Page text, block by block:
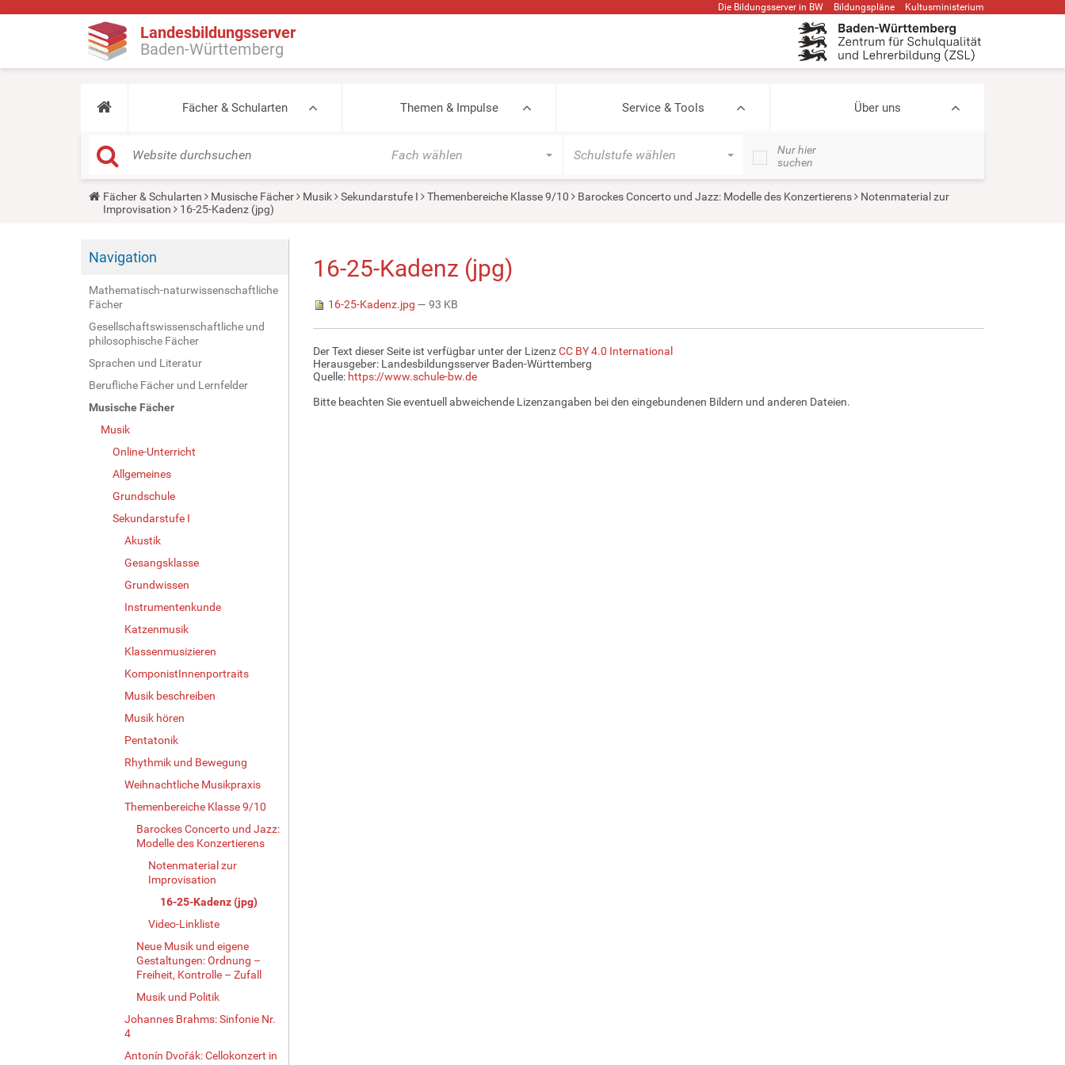
Die Bildungsserver in BW Bildungspläne Kultusministerium
Landesbildungsserver
Baden-Württemberg
Fächer & Schularten Themen & Impulse Service & Tools Über uns
Fach wählen Schulstufe wählen
Nur hier
suchen
Y
e
e
r
e
Fächer & Schularten Musische Fächer Musik Sekundarstufe I Themenbereiche Klasse 9/10 Barockes Concerto und Jazz: Modelle des Konzertierens
Notenmaterial zur
Improvisation
16-25-Kadenz (jpg)
Navigation
Mathematisch-naturwissenschaftliche
Fächer
Gesellschaftswissenschaftliche und
philosophische Fächer
Sprachen und Literatur
Berufliche Fächer und Lernfelder
Musische Fächer
Musik
Online-Unterricht
Allgemeines
Grundschule
Sekundarstufe I
Akustik
Gesangsklasse
Grundwissen
Instrumentenkunde
Katzenmusik
Klassenmusizieren
KomponistInnenportraits
Musik beschreiben
Musik hören
Pentatonik
Rhythmik und Bewegung
Weihnachtliche Musikpraxis
Themenbereiche Klasse 9/10
Barockes Concerto und Jazz:
Modelle des Konzertierens
Notenmaterial zur
Improvisation
16-25-Kadenz (jpg)
Video-Linkliste
Neue Musik und eigene
Gestaltungen: Ordnung –
Freiheit, Kontrolle – Zufall
Musik und Politik
Johannes Brahms: Sinfonie Nr.
4
Antonín Dvořák: Cellokonzert in
16-25-Kadenz (jpg)
16-25-Kadenz.jpg — 93 KB
Der Text dieser Seite ist verfügbar unter der LizenzCC BY 4.0 International
Herausgeber: Landesbildungsserver Baden-Württemberg
Quelle: https://www.schule-bw.de
Bitte beachten Sie eventuell abweichende Lizenzangaben bei den eingebundenen Bildern und anderen Dateien.